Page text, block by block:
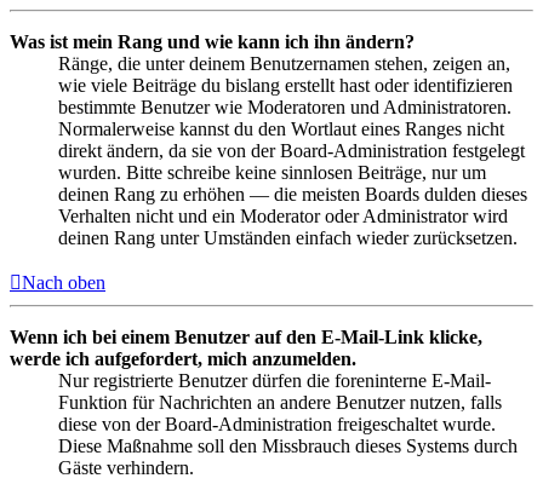
Was ist mein Rang und wie kann ich ihn ändern?
Ränge, die unter deinem Benutzernamen stehen, zeigen an,
wie viele Beiträge du bislang erstellt hast oder identifizieren
bestimmte Benutzer wie Moderatoren und Administratoren.
Normalerweise kannst du den Wortlaut eines Ranges nicht
direkt ändern, da sie von der Board-Administration festgelegt
wurden. Bitte schreibe keine sinnlosen Beiträge, nur um
deinen Rang zu erhöhen — die meisten Boards dulden dieses
Verhalten nicht und ein Moderator oder Administrator wird
deinen Rang unter Umständen einfach wieder zurücksetzen.
Nach oben
Wenn ich bei einem Benutzer auf den E-Mail-Link klicke,
werde ich aufgefordert, mich anzumelden.
Nur registrierte Benutzer dürfen die foreninterne E-Mail-
Funktion für Nachrichten an andere Benutzer nutzen, falls
diese von der Board-Administration freigeschaltet wurde.
Diese Maßnahme soll den Missbrauch dieses Systems durch
Gäste verhindern.